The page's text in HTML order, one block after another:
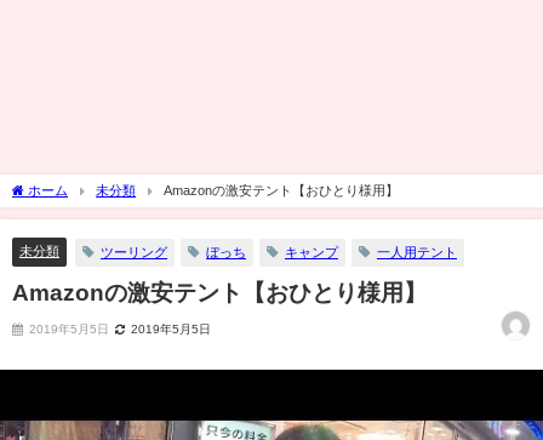
ホーム 未分類 Amazonの激安テント【おひとり様用】
未分類 ツーリング ぼっち キャンプ 一人用テント
Amazonの激安テント【おひとり様用】
2019年5月5日 2019年5月5日